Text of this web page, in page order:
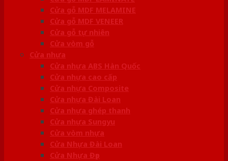
Cửa gỗ MDF MELAMINE
Cửa gỗ MDF VENEER
Cửa gỗ tự nhiên
Cửa vòm gỗ
Cửa nhựa
Cửa nhựa ABS Hàn Quốc
Cửa nhựa cao cấp
Cửa nhựa Composite
Cửa nhựa Đài Loan
Cửa nhựa ghép thanh
Cửa nhựa Sungyu
Cửa vòm nhựa
Cửa Nhựa Đài Loan
Cửa Nhựa Đẹp